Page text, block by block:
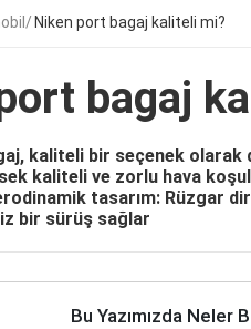
Niken port bagaj kaliteli mi?
bagaj
kaliteli bir seçenek olarak
kaliteli ve zorlu hava
tasarım: Rüzgar
bir sürüş sağlar
Bu Yazımızda Neler